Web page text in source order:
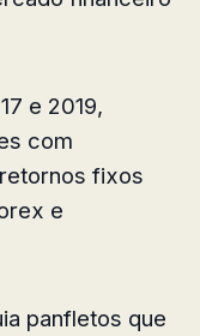
e 2019,
com
fixos
e
panfletos que